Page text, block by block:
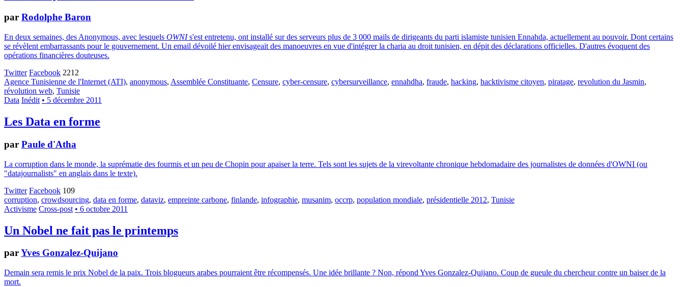
par Rodolphe Baron
En deux semaines, des Anonymous, avec lesquels OWNIs'est entretenu, ont installé sur des serveurs plus de 3 000 mails de dirigeants du parti islamiste tunisien Ennahda, actuellement au pouvoir. Dont certains
se révèlent embarrassants pour le gouvernement. Un email dévoilé hier envisageait des manoeuvres en vue d'intégrer la charia au droit tunisien, en dépit des déclarations officielles. D'autres évoquent des
opérations financières douteuses.
Twitter Facebook 2212
Agence Tunisienne de l'Internet (ATI), anonymous, Assemblée Constituante, Censure, cyber-censure, cybersurveillance, ennahdha, fraude, hacking, hacktivisme citoyen, piratage, revolution du Jasmin,
révolution web, Tunisie
Data Inédit • 5 décembre 2011
Les Data en forme
par Paule d'Atha
La corruption dans le monde, la suprématie des fourmis et un peu de Chopin pour apaiser la terre. Tels sont les sujets de la virevoltante chronique hebdomadaire des journalistes de données d'OWNI (ou
"datajournalists" en anglais dans le texte).
Twitter Facebook 109
corruption, crowdsourcing, data en forme, dataviz, empreinte carbone, finlande, infographie, musanim, occrp, population mondiale, présidentielle 2012, Tunisie
Activisme Cross-post • 6 octobre 2011
Un Nobel ne fait pas le printemps
parYves Gonzalez-Quijano
Demain sera remis le prix Nobel de la paix. Trois blogueurs arabes pourraient être récompensés. Une idée brillante ? Non, répond Yves Gonzalez-Quijano. Coup de gueule du chercheur contre un baiser de la
mort.